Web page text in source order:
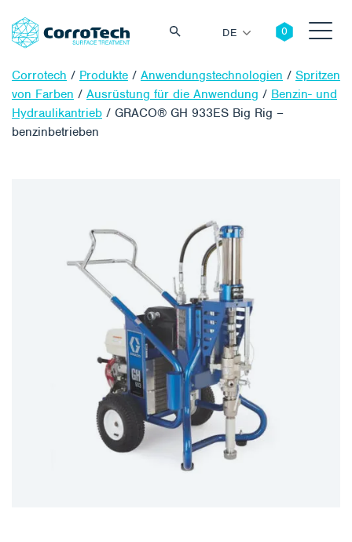
DE
Corrotech / Produkte / Anwendungstechnologien / Spritzen
von Farben / Ausrüstung für die Anwendung / Benzin- und
Hydraulikantrieb / GRACO® GH 933ES Big Rig –
benzinbetrieben